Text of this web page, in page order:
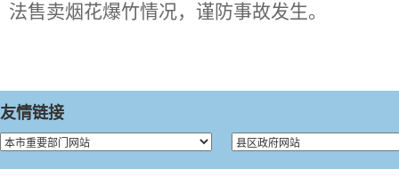
法售卖烟花爆竹情况，谨防事故发生。
友情链接